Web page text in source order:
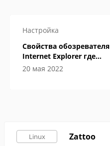
Настройка
Свойства обозревателя
Internet Explorer где
находится
20 мая 2022
Linux Zattoo